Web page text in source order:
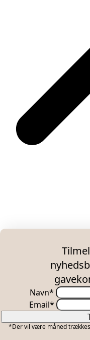
Navn*
Email*
*Der vil være måned